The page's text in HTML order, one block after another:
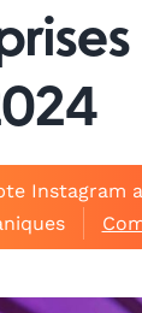
Instagram